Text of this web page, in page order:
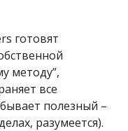
готовят
методу”,
все
полезный –
разумеется).